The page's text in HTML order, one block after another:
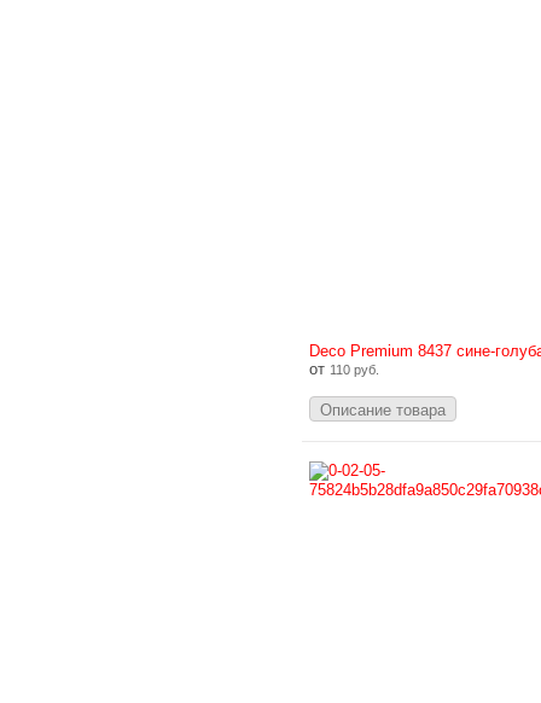
Deco Premium 8437 сине-
от 110 руб.
Описание товара